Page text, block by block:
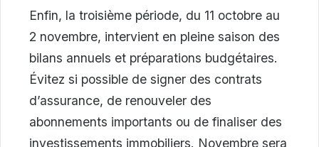
Enfin, la troisième période, du 11 octobre au
2 novembre, intervient en pleine saison des
bilans annuels et préparations budgétaires.
Évitez si possible de signer des contrats
d’assurance, de renouveler des
abonnements importants ou de finaliser des
investissements immobiliers. Novembre sera